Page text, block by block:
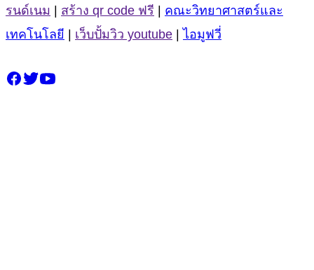
รนด์เนม
สร้าง qr code ฟรี
คณะวิทยาศาสตร์และ
เทคโนโลยี
เว็บปั้มวิว youtube ไอมูฟวี่